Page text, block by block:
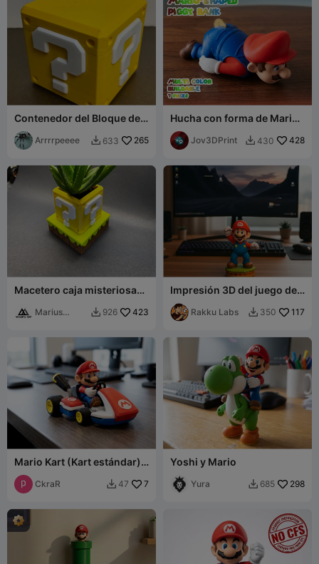
Contenedor del Bloque de
Interrogación de Super
Mario - Múltiples piezas,
sin CFS
Arrrrpeeee  633 265
Hucha con forma de Mario
- Multicolor - 7 piezas
Jov3DPrint  430 428
Macetero caja misteriosa
Marius
 926 423
Impresión 3D del juego de
Super Mario – Pose icónica
Rakku Labs  350 117
Mario Kart (Kart estándar)
Nintendo
CkraR  47 7
Yoshi y Mario
Yura  685 298